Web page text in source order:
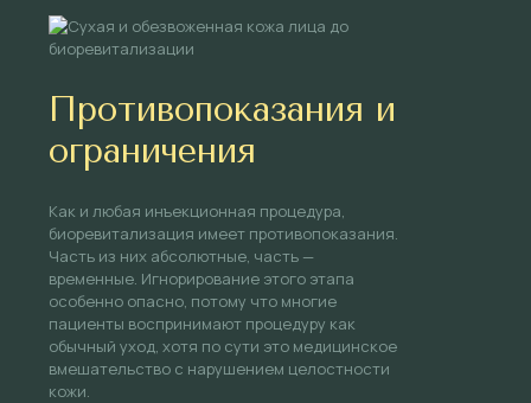
Противопоказания и
ограничения
Как и любая инъекционная процедура,
биоревитализация имеет противопоказания.
Часть из них абсолютные, часть —
временные. Игнорирование этого этапа
особенно опасно, потому что многие
пациенты воспринимают процедуру как
обычный уход, хотя по сути это медицинское
вмешательство с нарушением целостности
кожи.